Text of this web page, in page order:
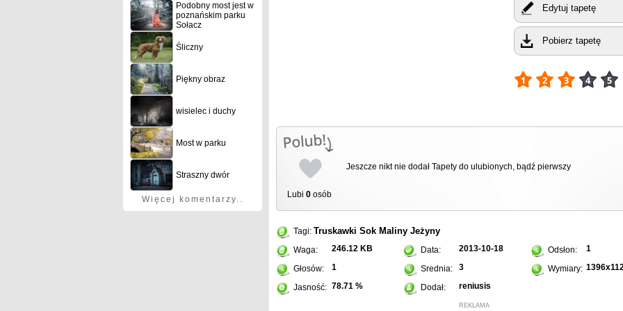
Podobny most jest w
poznańskim parku
Sołacz
Śliczny
Piękny obraz
wisielec i duchy
Most w parku
Straszny dwór
Więcej komentarzy..
Edytuj tapetę
Pobierz tapetę
Lubi 0 osób
Jeszcze nikt nie dodał Tapety do ulubionych, bądź pierwszy
Tagi: Truskawki Sok Maliny Jeżyny
Waga: 246.12 KB Data: 2013-10-18 Odsłon: 1
Głosów: 1 Srednia: 3 Wymiary:
Jasność: 78.71 % Dodał: reniusis
REKLAMA